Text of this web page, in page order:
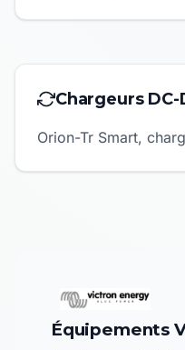
Chargeurs DC-
Orion-Tr Smart,
Équipements